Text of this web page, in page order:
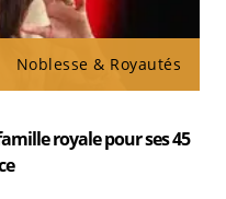
Noblesse & Royautés
royale pour ses 45